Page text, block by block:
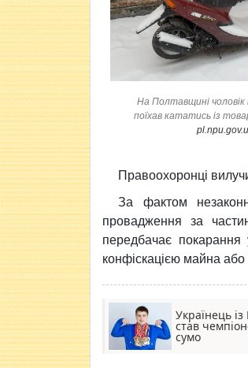
На Полтавщині
поїхав кататись із
Правоохоронці
За фактом
провадження за
передбачає покарання
конфіскацією майна або
Українець
став
сумо